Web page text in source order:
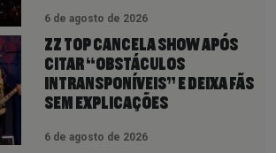
6 de agosto de 2026
ZZ TOP CANCELA SHOW APÓS
CITAR “OBSTÁCULOS
INTRANSPONÍVEIS” E DEIXA FÃS
SEM EXPLICAÇÕES
6 de agosto de 2026